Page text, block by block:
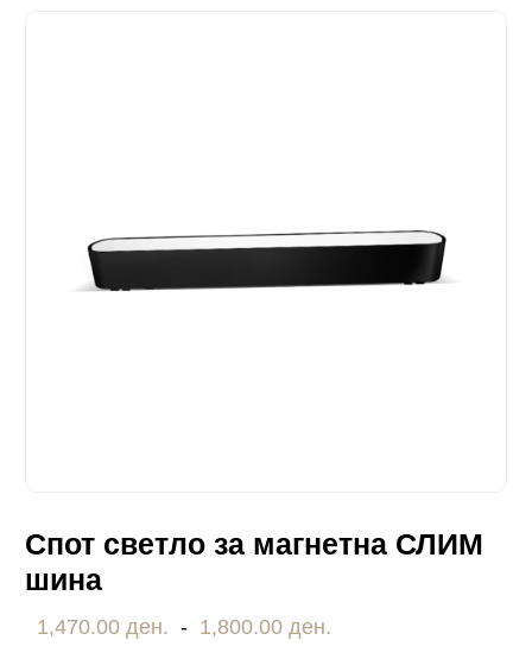
Спот светло за магнетна СЛИМ
шина
1,470.00 ден. - 1,800.00 ден.